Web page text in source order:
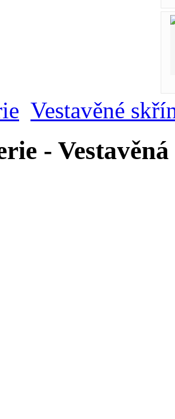
Vestavěné
-